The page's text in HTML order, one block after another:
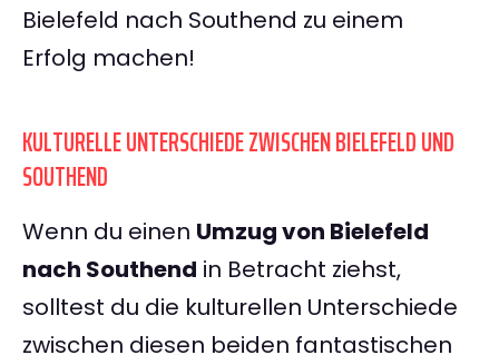
Bielefeld nach Southend zu einem
Erfolg machen!
KULTURELLE UNTERSCHIEDE ZWISCHEN BIELEFELD UND
SOUTHEND
Wenn du einen Umzug von Bielefeld
nach Southend in Betracht ziehst,
solltest du die kulturellen Unterschiede
zwischen diesen beiden fantastischen